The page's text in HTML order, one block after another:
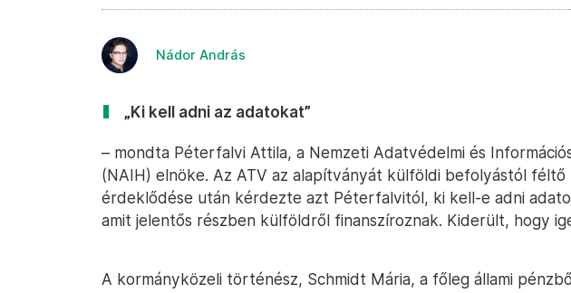
Nádor András
„Ki kell adni az adatokat”
– mondta Péterfalvi Attila, a Nemzeti Adatvédelmi és
(NAIH) elnöke. Az ATV az alapítványát külföldi befolyástól féltő
érdeklődése után kérdezte azt Péterfalvitól, ki kell-e adni
amit jelentős részben külföldről finanszíroznak. Kiderült, hogy
A kormányközeli történész, Schmidt Mária, a főleg állami